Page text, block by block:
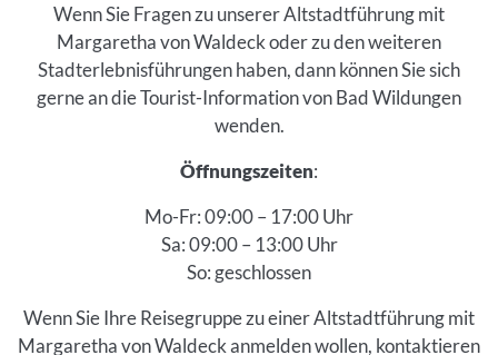
Wenn Sie Fragen zu unserer Altstadtführung mit
Margaretha von Waldeck oder zu den weiteren
Stadterlebnisführungen haben, dann können Sie sich
gerne an die Tourist-Information von Bad Wildungen
wenden.
Öffnungszeiten:
Mo-Fr: 09:00 – 17:00 Uhr
Sa: 09:00 – 13:00 Uhr
So: geschlossen
Wenn Sie Ihre Reisegruppe zu einer Altstadtführung mit
Margaretha von Waldeck anmelden wollen, kontaktieren